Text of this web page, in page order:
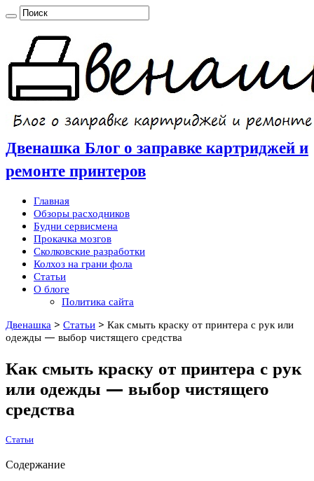
Двенашка Блог о заправке картриджей и
ремонте принтеров
Главная
Обзоры расходников
Будни сервисмена
Прокачка мозгов
Сколковские разработки
Колхоз на грани фола
Статьи
О блоге
Политика сайта
Двенашка > Статьи > Как смыть краску от принтера с рук или
одежды — выбор чистящего средства
Как смыть краску от принтера с рук
или одежды — выбор чистящего
средства
Статьи
Содержание